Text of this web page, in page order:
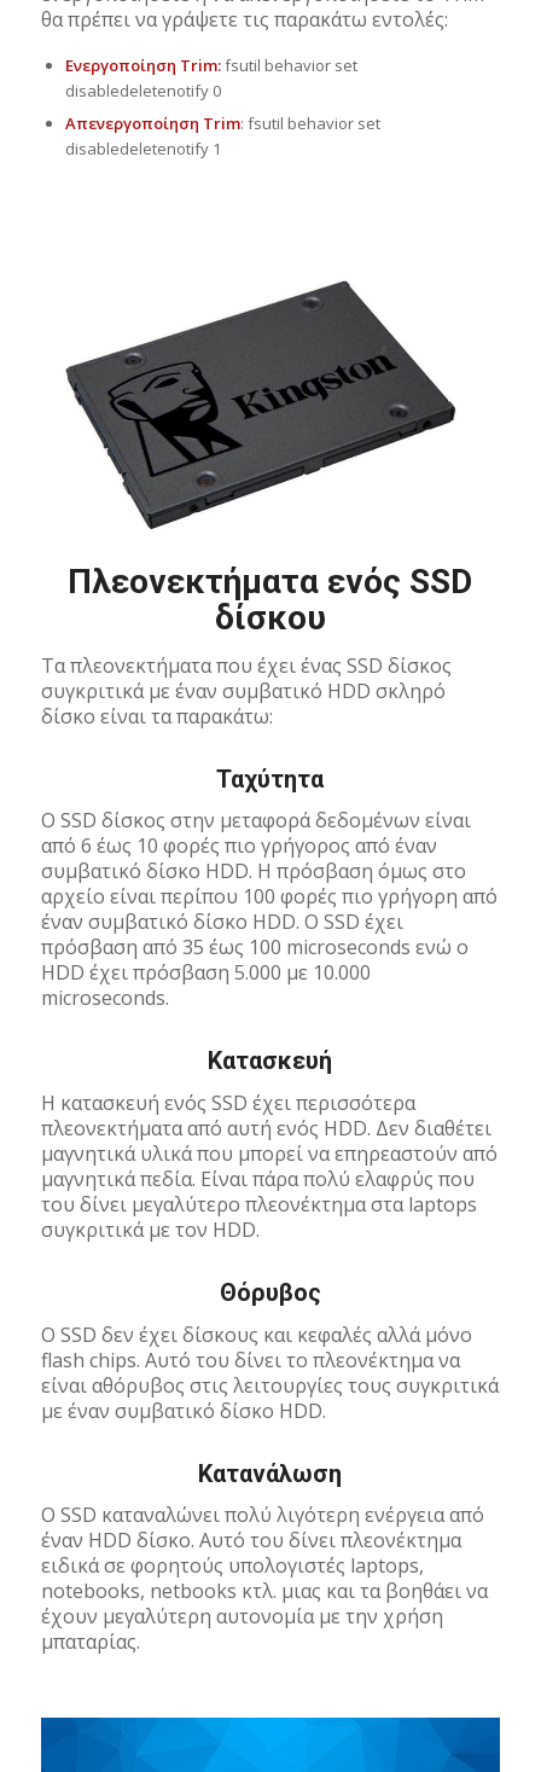
θα πρέπει να γράψετε τις παρακάτω εντολές:
Ενεργοποίηση Trim:fsutil behavior set
disabledeletenotify 0
Απενεργοποίηση Trim: fsutil behavior set
disabledeletenotify 1
Πλεονεκτήματα ενός SSD
δίσκου
Τα πλεονεκτήματα που έχει ένας SSD δίσκος
συγκριτικά με έναν συμβατικό HDD σκληρό
δίσκο είναι τα παρακάτω:
Ταχύτητα
Ο SSD δίσκος στην μεταφορά δεδομένων είναι
από 6 έως 10 φορές πιο γρήγορος από έναν
συμβατικό δίσκο HDD. Η πρόσβαση όμως στο
αρχείο είναι περίπου 100 φορές πιο γρήγορη από
έναν συμβατικό δίσκο HDD. O SSD έχει
πρόσβαση από 35 έως 100 microseconds ενώ ο
HDD έχει πρόσβαση 5.000 με 10.000
microseconds.
Κατασκευή
Η κατασκευή ενός SSD έχει περισσότερα
πλεονεκτήματα από αυτή ενός HDD. Δεν διαθέτει
μαγνητικά υλικά που μπορεί να επηρεαστούν από
μαγνητικά πεδία. Είναι πάρα πολύ ελαφρύς που
του δίνει μεγαλύτερο πλεονέκτημα στα laptops
συγκριτικά με τον HDD.
Θόρυβος
Ο SSD δεν έχει δίσκους και κεφαλές αλλά μόνο
flash chips. Αυτό του δίνει το πλεονέκτημα να
είναι αθόρυβος στις λειτουργίες τους συγκριτικά
με έναν συμβατικό δίσκο HDD.
Κατανάλωση
Ο SSD καταναλώνει πολύ λιγότερη ενέργεια από
έναν HDD δίσκο. Αυτό του δίνει πλεονέκτημα
ειδικά σε φορητούς υπολογιστές laptops,
notebooks, netbooks κτλ. μιας και τα βοηθάει να
έχουν μεγαλύτερη αυτονομία με την χρήση
μπαταρίας.